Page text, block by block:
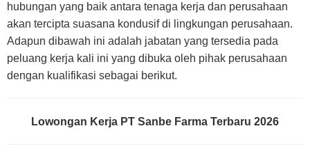
hubungan yang baik antara tenaga kerja dan perusahaan
akan tercipta suasana kondusif di lingkungan perusahaan.
Adapun dibawah ini adalah jabatan yang tersedia pada
peluang kerja kali ini yang dibuka oleh pihak perusahaan
dengan kualifikasi sebagai berikut.
Lowongan Kerja PT Sanbe Farma Terbaru 2026